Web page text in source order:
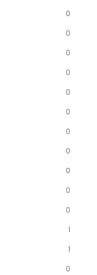
0
0
0
0
0
0
0
0
0
0
0
1
1
0